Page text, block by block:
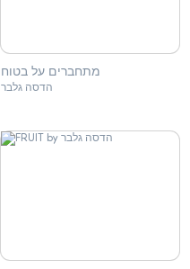
מתחברים על בטוח
הדסה גלבר